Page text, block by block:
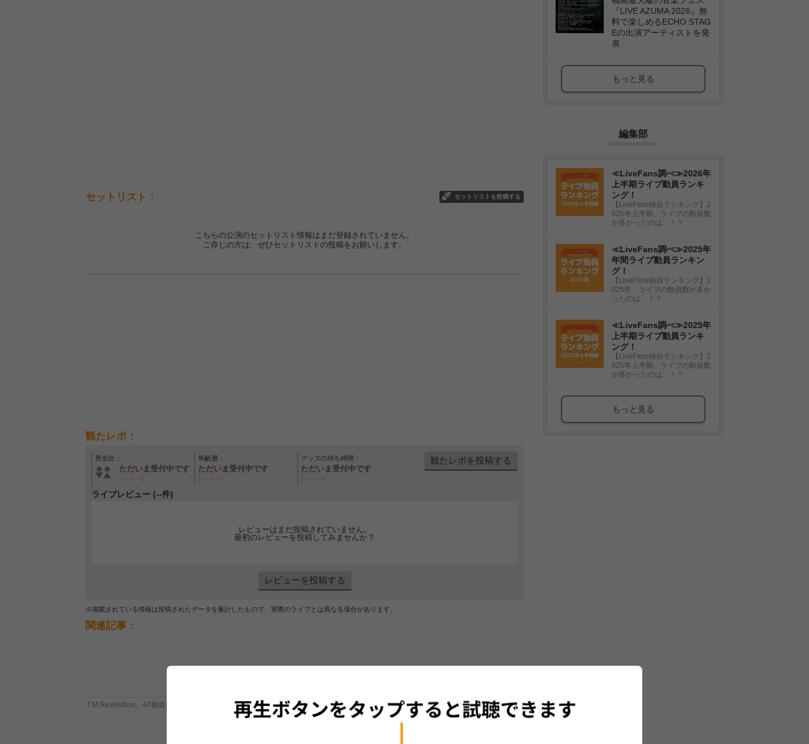
セットリストを投稿する
セットリスト：
こちらの公演のセットリスト情報はまだ登録されていません。
ご存じの方は、ぜひセットリストの投稿をお願いします。
観たレポ：
男女比：
ただいま受付中です
[---／---]
年齢層：
ただいま受付中です
[---／---]
グッズの待ち時間：
ただいま受付中です
[---／---]
観たレポを投稿する
ライブレビュー (--件)
レビューはまだ投稿されていません。
最初のレビューを投稿してみませんか？
レビューを投稿する
※掲載されている情報は投稿されたデータを集計したもので、実際のライブとは異なる場合があります。
関連記事：
T.M.Revolution、47都道府県ツアー東京公演を日本武道館で開催
『LIVE AZUMA 2026』無
料で楽しめるECHO STAG
Eの出演アーティストを発
表
もっと見る
編集部
≪LiveFans調べ≫2026年
上半期ライブ動員ランキ
ング！
【LiveFans独自ランキング】2
026年上半期、ライブの動員数
が多かったのは…！？
≪LiveFans調べ≫2025年
年間ライブ動員ランキン
グ！
【LiveFans独自ランキング】2
025年、ライブの動員数が多か
ったのは…！？
≪LiveFans調べ≫2025年
上半期ライブ動員ランキ
ング！
【LiveFans独自ランキング】2
025年上半期、ライブの動員数
が多かったのは…！？
もっと見る